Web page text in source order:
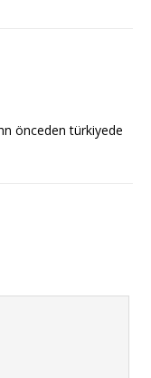
önceden türkiyede